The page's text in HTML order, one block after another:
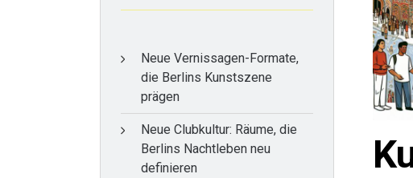
Neue Vernissagen-Formate,
die Berlins Kunstszene
prägen
Neue Clubkultur: Räume, die
Berlins Nachtleben neu
definieren